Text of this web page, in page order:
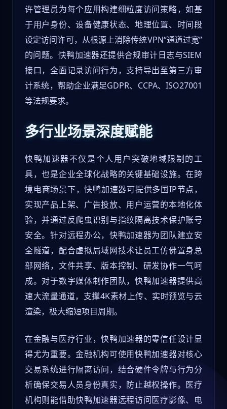
许管理员为每个应用构建细粒度访问策略，如基
于用户身份、设备健康状态、地理位置、时间段
设定访问许可，从根源上消除传统VPN“通道过宽”
的问题。快鸭加速器还提供合规审计日志与SIEM
接口，全面记录访问行为，支持导出至第三方审
计系统，帮助企业满足GDPR、CCPA、ISO27001
等法规要求。
多行业场景深度赋能
快鸭加速器不仅是个人用户突破地域限制的工
具，也是企业全球化战略的关键基础设施。在跨
境电商场景下，快鸭加速器可提供多国IP节点，
实现产品上架、广告投放、用户运营的本地化体
验，并通过反爬虫识别与指纹隔离技术保护账号
安全。针对远程办公，快鸭加速器为团队建立安
全隧道，配合虚拟局域网技术让员工仿佛置身总
部网络，文件共享、版本控制、研发协作一气呵
成。对于数字媒体制作团队，快鸭加速器提供高
速大流量通道，支撑4K素材上传、实时预览与云
渲染，极大缩短项目周期。
在金融与医疗行业，快鸭加速器的零信任设计显
得尤为重要。金融机构可使用快鸭加速器对核心
交易系统进行隔离访问，结合硬件令牌与行为分
析确保交易人员身份真实，防止越权操作。医疗
机构则能借助快鸭加速器远程访问医疗影像、电